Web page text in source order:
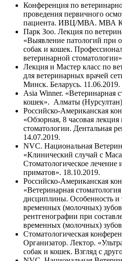
Конференция по
проведения первичного
пациента. ИВЦ/МВА. МВА
Парк Зоо. Лекция по
«Выявление патологий при
собак и кошек.
ветеринарной
Лекция и Мастер класс по
для ветеринарных врачей
Минск. Беларусь. 11.06.2019.
Asia Winner. «Ветеринарная
кошек». Алматы
Российско-Американская
«Обзорная, 8 часовая
стоматологии. Дентальная
14.07.2019.
NVC. Национальная
«Клинический случай с
Стоматологическое лечение
приматов». 18.10.2019.
Российско-Американская
«Ветеринарная
дисциплины. Особенность и
временных (молочных)
рентгенографии при
временных (молочных)
Стоматологическая
Организатор. Лектор.
собак и кошек. Взгляд с